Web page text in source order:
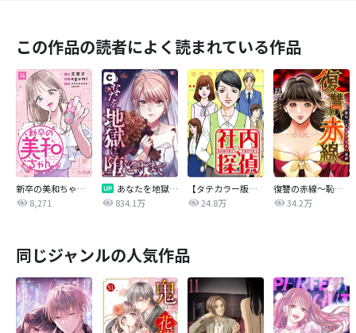
この作品の読者によく読まれている作品
新卒の美和ちゃん～社内探偵外伝～
8,271
あなたを地獄に堕とすまで
834.1万
【タテカラー版】社内探偵
24.8万
復讐の赤線～恥辱にまみれた少女の運命～【タテヨミ】
34.2万
同じジャンルの人気作品